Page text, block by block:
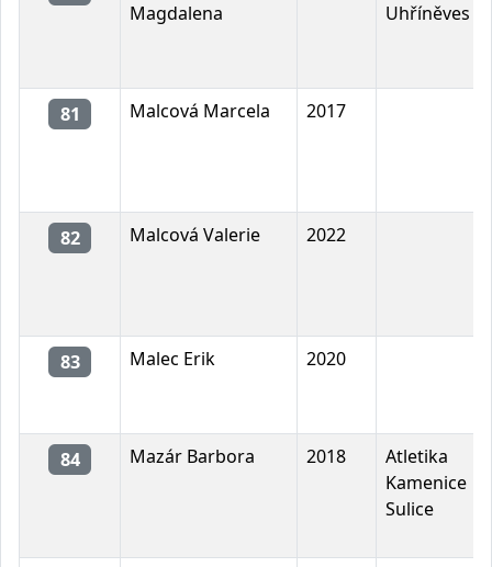
Magdalena
Uhříněves
81 Malcová Marcela 2017
82 Malcová Valerie 2022
83 Malec Erik 2020
84 Mazár Barbora 2018
Atletika
Kamenice
Sulice